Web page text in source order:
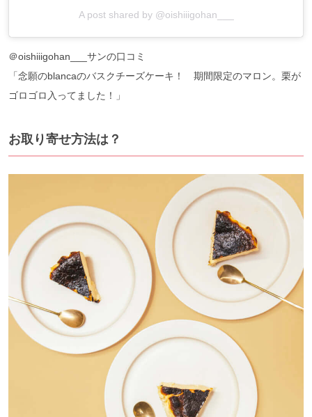
A post shared by @oishiiigohan___
＠oishiiigohan___サンの口コミ
「念願のblancaのバスクチーズケーキ！ 期間限定のマロン。栗が
ゴロゴロ入ってました！」
お取り寄せ方法は？